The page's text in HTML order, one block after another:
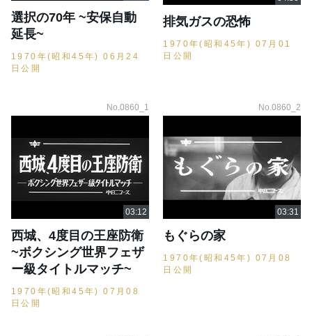
選択の70年 ~安保自動
延長~
1970年(昭和45年) 06月24
日公開
排気ガスの恐怖
1970年(昭和45年) 07月01
日公開
No.0860_1
西城、4度目の王座防衛
~ボクシング世界フェザ
ー級タイトルマッチ~
1970年(昭和45年) 07月08
日公開
No.0860_2
もぐらの家
1970年(昭和45年) 07月08
日公開